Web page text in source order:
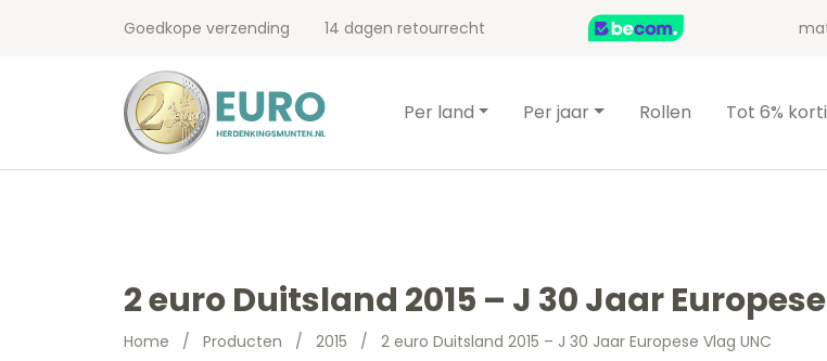
Goedkope verzending 14 dagen retourrecht
Per land Per jaar Rollen Tot 6%
2 euro Duitsland 2015 – J 30 Jaar
Home / Producten / 2015 / 2 euro Duitsland 2015 – J 30 Jaar Europese Vlag UNC